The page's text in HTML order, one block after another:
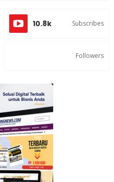
10.8k Subscribes
Followers